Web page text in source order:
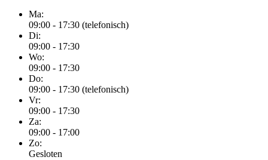
Ma:
09:00 - 17:30 (telefonisch)
Di:
09:00 - 17:30
Wo:
09:00 - 17:30
Do:
09:00 - 17:30 (telefonisch)
Vr:
09:00 - 17:30
Za:
09:00 - 17:00
Zo:
Gesloten